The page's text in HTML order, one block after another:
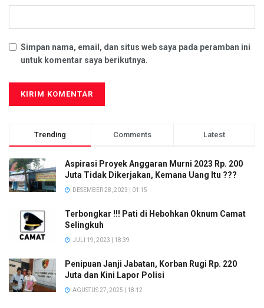
Simpan nama, email, dan situs web saya pada peramban ini
untuk komentar saya berikutnya.
Trending Comments Latest
Aspirasi Proyek Anggaran Murni 2023 Rp. 200
Juta Tidak Dikerjakan, Kemana Uang Itu ???
DESEMBER 28, 2023 | 01:15
Terbongkar !!! Pati di Hebohkan Oknum Camat
Selingkuh
JULI 19, 2023 | 18:39
Penipuan Janji Jabatan, Korban Rugi Rp. 220
Juta dan Kini Lapor Polisi
AGUSTUS 27, 2025 | 18:12